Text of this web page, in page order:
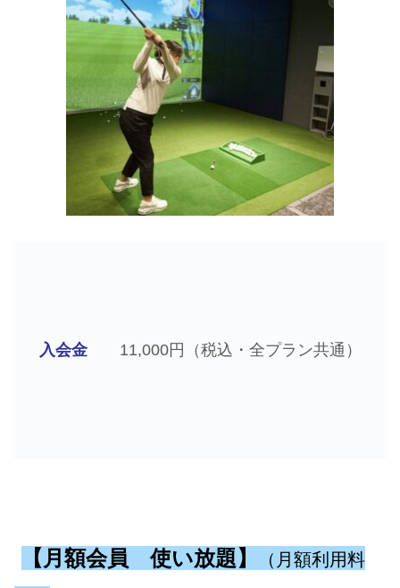
入会金 11,000円（税込・全プラン共通）
【月額会員 使い放題】 （月額利用料